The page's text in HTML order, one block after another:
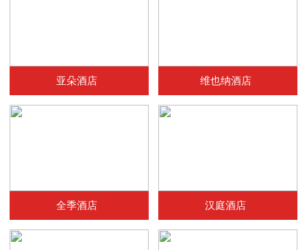
亚朵酒店 维也纳酒店
全季酒店 汉庭酒店